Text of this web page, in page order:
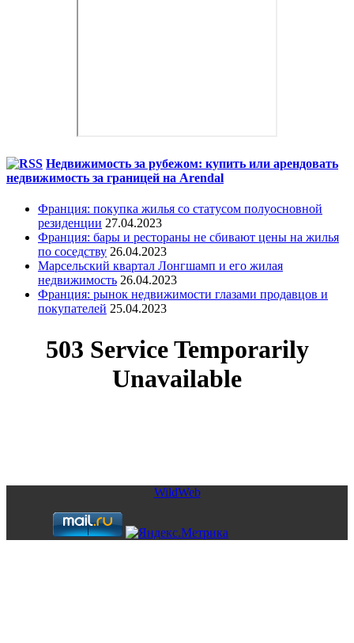
Недвижимость за рубежом: купить или арендовать
недвижимость за границей на Arendal
Франция: покупка жилья со статусом полуосновной
резиденции 27.04.2023
Франция: бары и рестораны не сбивают цены на жилья
по соседству 26.04.2023
Марсельский квартал Лонгшамп и его жилая
недвижимость 26.04.2023
Франция: рынок недвижимости глазами продавцов и
покупателей 25.04.2023
WildWeb